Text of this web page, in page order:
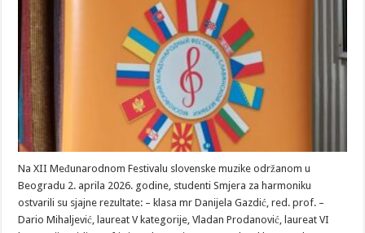
Na XII Međunarodnom Festivalu slovenske muzike održanom u
Beogradu 2. aprila 2026. godine, studenti Smjera za harmoniku
ostvarili su sjajne rezultate: – klasa mr Danijela Gazdić, red. prof. –
Dario Mihaljević, laureat V kategorije, Vladan Prodanović, laureat VI